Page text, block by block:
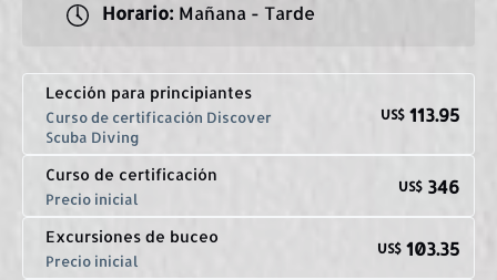
Horario: Mañana - Tarde
Lección para principiantes
Curso de certificación Discover
Scuba Diving
US$ 113.95
Curso de certificación
Precio inicial
US$ 346
Excursiones de buceo
Precio inicial
US$ 103.35